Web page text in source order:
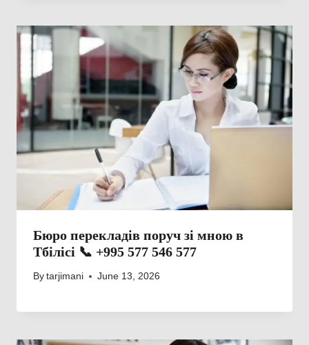
Бюро перекладів поруч зі мною в
Тбілісі 📞 +995 577 546 577
By tarjimani June 13, 2026